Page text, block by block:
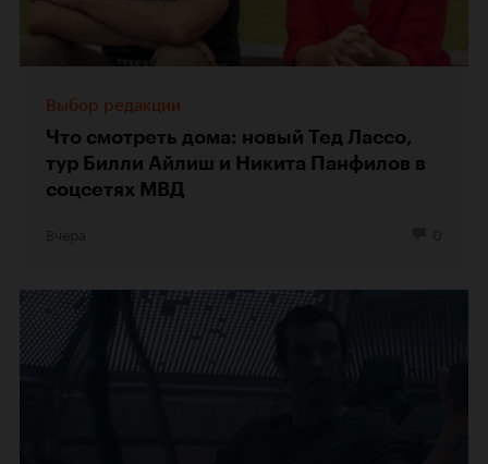
Выбор редакции
Что смотреть дома: новый Тед Лассо,
тур Билли Айлиш и Никита Панфилов в
соцсетях МВД